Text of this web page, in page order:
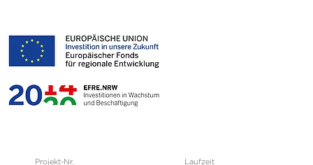
Projekt-Nr.
Laufzeit